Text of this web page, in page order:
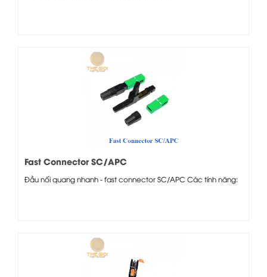
Fast Connector SC/APC
Đầu nối quang nhanh - fast connector SC/APC Các tính năng: